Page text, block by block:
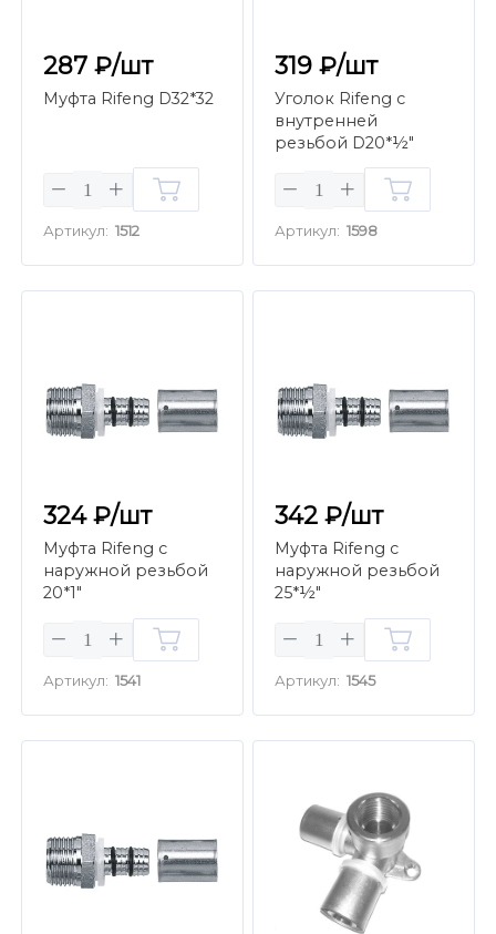
287 ₽/шт
Муфта Rifeng D32*32
Артикул: 1512
319 ₽/шт
Уголок Rifeng с
внутренней
резьбой D20*½"
Артикул: 1598
324 ₽/шт
Муфта Rifeng с
наружной резьбой
20*1"
Артикул: 1541
342 ₽/шт
Муфта Rifeng с
наружной резьбой
25*½"
Артикул: 1545